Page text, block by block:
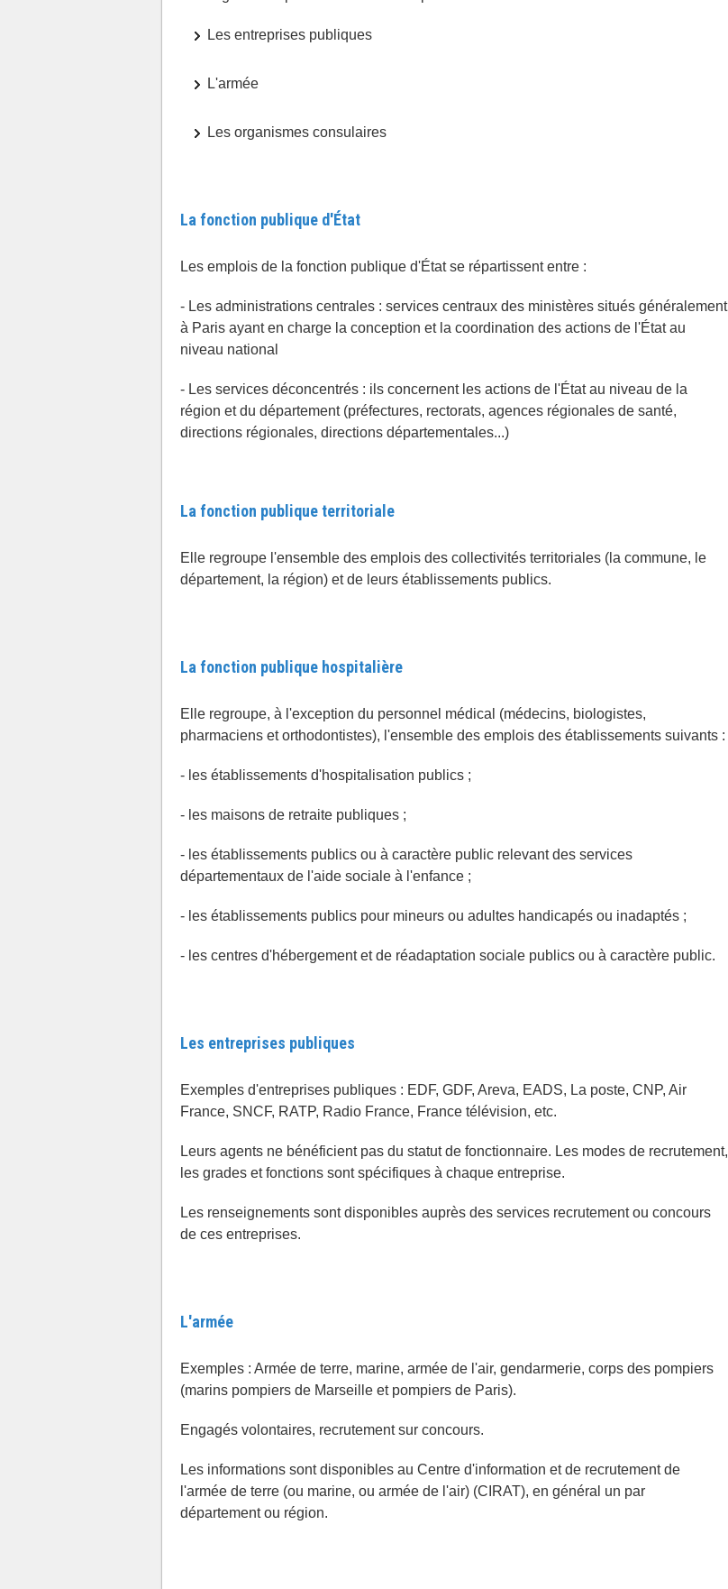
Les entreprises publiques
L'armée
Les organismes consulaires
La fonction publique d'État
Les emplois de la fonction publique d'État se répartissent entre :
- Les administrations centrales : services centraux des ministères situés généralement
à Paris ayant en charge la conception et la coordination des actions de l'État au
niveau national
- Les services déconcentrés : ils concernent les actions de l'État au niveau de la
région et du département (préfectures, rectorats, agences régionales de santé,
directions régionales, directions départementales...)
La fonction publique territoriale
Elle regroupe l'ensemble des emplois des collectivités territoriales (la commune, le
département, la région) et de leurs établissements publics.
La fonction publique hospitalière
Elle regroupe, à l'exception du personnel médical (médecins, biologistes,
pharmaciens et orthodontistes), l'ensemble des emplois des établissements suivants :
- les établissements d'hospitalisation publics ;
- les maisons de retraite publiques ;
- les établissements publics ou à caractère public relevant des services
départementaux de l'aide sociale à l'enfance ;
- les établissements publics pour mineurs ou adultes handicapés ou inadaptés ;
- les centres d'hébergement et de réadaptation sociale publics ou à caractère public.
Les entreprises publiques
Exemples d'entreprises publiques : EDF, GDF, Areva, EADS, La poste, CNP, Air
France, SNCF, RATP, Radio France, France télévision, etc.
Leurs agents ne bénéficient pas du statut de fonctionnaire. Les modes de recrutement,
les grades et fonctions sont spécifiques à chaque entreprise.
Les renseignements sont disponibles auprès des services recrutement ou concours
de ces entreprises.
L'armée
Exemples : Armée de terre, marine, armée de l'air, gendarmerie, corps des pompiers
(marins pompiers de Marseille et pompiers de Paris).
Engagés volontaires, recrutement sur concours.
Les informations sont disponibles au Centre d'information et de recrutement de
l'armée de terre (ou marine, ou armée de l'air) (CIRAT), en général un par
département ou région.